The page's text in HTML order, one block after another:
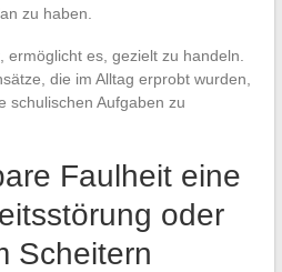
zu haben.
es, gezielt zu handeln.
die im Alltag erprobt wurden,
schulischen Aufgaben zu
Faulheit eine
oder
Scheitern